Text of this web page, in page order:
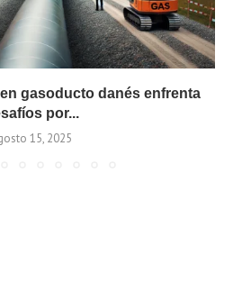
gasoducto danés enfrenta
por...
15, 2025